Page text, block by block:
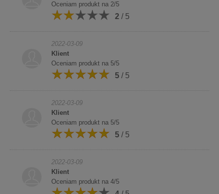
Oceniam produkt na 2/5
2 / 5
2022-03-09
Klient
Oceniam produkt na 5/5
5 / 5
2022-03-09
Klient
Oceniam produkt na 5/5
5 / 5
2022-03-09
Klient
Oceniam produkt na 4/5